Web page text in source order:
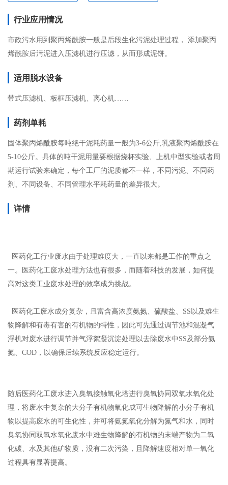
行业应用情况
市政污水用到聚丙烯酰胺一般是后段生化污泥处理过程， 添加聚丙
烯酰胺后污泥进入压滤机进行压滤，从而形成泥饼。
适用脱水设备
带式压滤机、板框压滤机、离心机……
药剂单耗
固体聚丙烯酰胺每吨绝干泥耗药量一般为3-6公斤,乳液聚丙烯酰胺在
5-10公斤。具体的吨干泥用量要根据烧杯实验、上机中型实验或者周
期运行试验来确定，每个工厂的泥质都不一样，不同污泥、不同药
剂、不同设备、不同管理水平耗药量的差异很大。
详情
医药化工行业废水由于处理难度大，一直以来都是工作的重点之
一。医药化工废水处理方法也有很多，而随着科技的发展，如何提
高对这类工业废水处理的效率成为挑战。
医药化工废水成分复杂，且富含高浓度氨氮、硫酸盐、SS以及难生
物降解和有毒有害的有机物的特性，因此可先通过调节池和混凝气
浮机对废水进行调节并气浮絮凝沉淀处理以去除废水中SS及部分氨
氮、COD，以确保后续系统反应稳定运行。
随后医药化工废水进入臭氧接触氧化塔进行臭氧协同双氧水氧化处
理，将废水中复杂的大分子有机物氧化成可生物降解的小分子有机
物以提高废水的可生化性，并可将氨氮氧化分解为氮气和水，同时
臭氧协同双氧水氧化废水中难生物降解的有机物的末端产物为二氧
化碳、水及其他矿物质，没有二次污染，且降解速度相对单一氧化
过程具有显著提高。